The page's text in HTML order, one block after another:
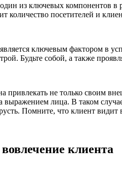
из ключевых компонентов в
количество посетителей и
ключевым фактором в
Будьте собой, а также
привлекать не только своим
выражением лица. В таком
Помните, что клиент
клиента